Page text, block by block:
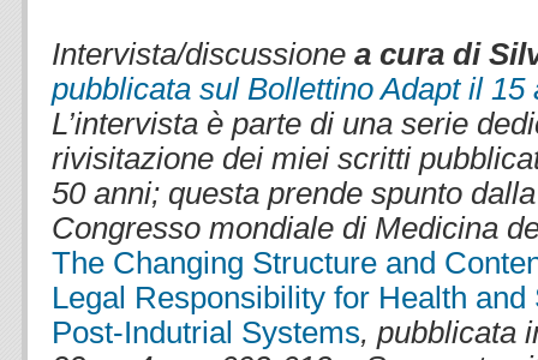
Intervista/discussione a cura di
pubblicata sul Bollettino Adapt il 15
L’intervista è parte di una serie
rivisitazione dei miei scritti
50 anni; questa prende spunto
Congresso mondiale di Medicina
The Changing Structure and
Legal Responsibility for Health
Post-Indutrial Systems, pubblicata